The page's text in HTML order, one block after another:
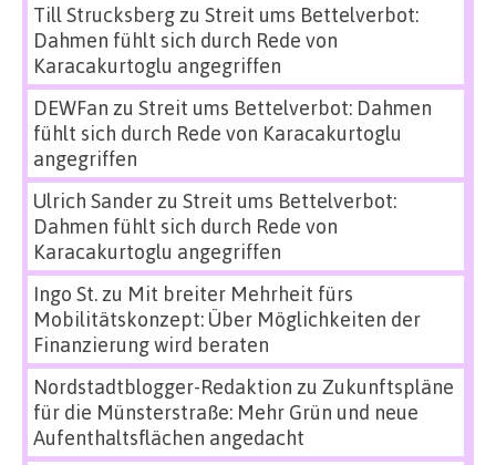
Till Strucksbergzu Streit ums Bettelverbot:
Dahmen fühlt sich durch Rede von
Karacakurtoglu angegriffen
DEWFan zu Streit ums Bettelverbot: Dahmen
fühlt sich durch Rede von Karacakurtoglu
angegriffen
Ulrich Sanderzu Streit ums Bettelverbot:
Dahmen fühlt sich durch Rede von
Karacakurtoglu angegriffen
Ingo St.zu Mit breiter Mehrheit fürs
Mobilitätskonzept: Über Möglichkeiten der
Finanzierung wird beraten
Nordstadtblogger-Redaktion zu Zukunftspläne
für die Münsterstraße: Mehr Grün und neue
Aufenthaltsflächen angedacht